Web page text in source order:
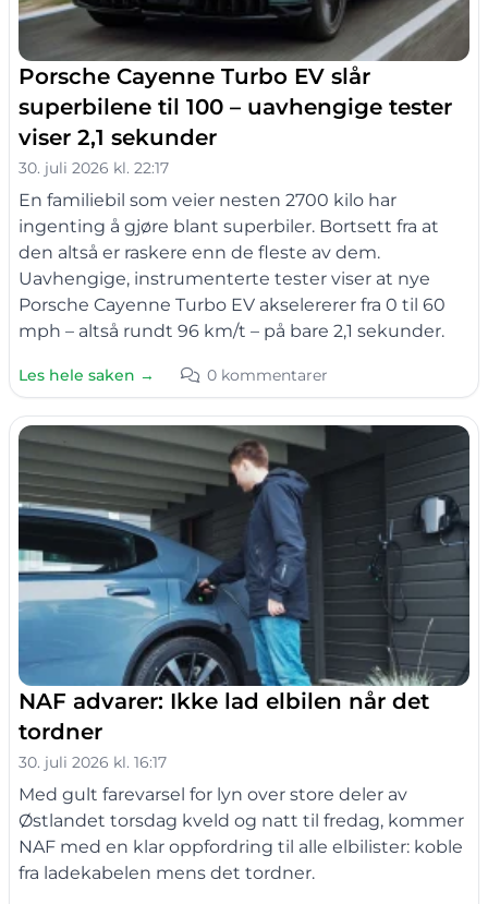
Porsche Cayenne Turbo EV slår
superbilene til 100 – uavhengige tester
viser 2,1 sekunder
30. juli 2026 kl. 22:17
En familiebil som veier nesten 2700 kilo har
ingenting å gjøre blant superbiler. Bortsett fra at
den altså er raskere enn de fleste av dem.
Uavhengige, instrumenterte tester viser at nye
Porsche Cayenne Turbo EV akselererer fra 0 til 60
mph – altså rundt 96 km/t – på bare 2,1 sekunder.
Les hele saken → 0 kommentarer
NAF advarer: Ikke lad elbilen når det
tordner
30. juli 2026 kl. 16:17
Med gult farevarsel for lyn over store deler av
Østlandet torsdag kveld og natt til fredag, kommer
NAF med en klar oppfordring til alle elbilister: koble
fra ladekabelen mens det tordner.